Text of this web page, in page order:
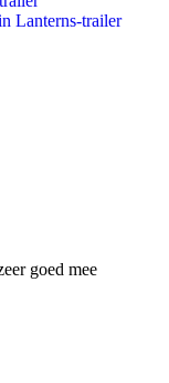
Lanterns-trailer
goed mee